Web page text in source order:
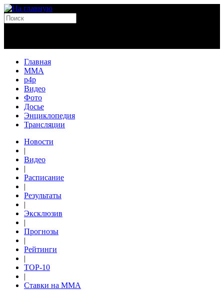
Главная
MMA
p4p
Видео
Фото
Досье
Энциклопедия
Трансляции
Новости
|
Видео
|
Расписание
|
Результаты
|
Эксклюзив
|
Прогнозы
|
Рейтинги
|
TOP-10
|
Ставки на ММА